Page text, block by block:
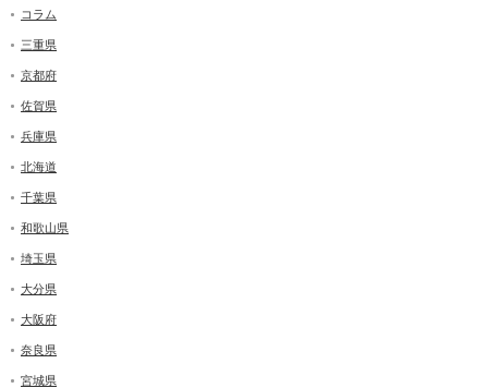
コラム
三重県
京都府
佐賀県
兵庫県
北海道
千葉県
和歌山県
埼玉県
大分県
大阪府
奈良県
宮城県